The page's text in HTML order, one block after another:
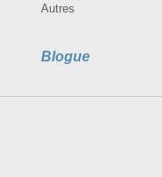
Autres
Blogue